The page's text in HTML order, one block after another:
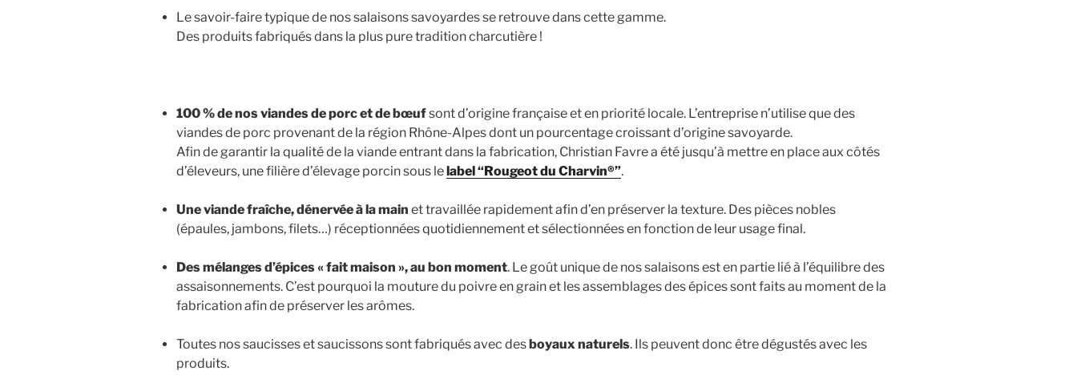
Le savoir-faire typique de nos salaisons savoyardes se retrouve dans cette gamme.
Des produits fabriqués dans la plus pure tradition charcutière !
100 % de nos viandes de porc et de bœufsont d’origine française et en priorité locale. L’entreprise n’utilise que des
viandes de porc provenant de la région Rhône-Alpes dont un pourcentage croissant d’origine savoyarde.
Afin de garantir la qualité de la viande entrant dans la fabrication, Christian Favre a été jusqu’à mettre en place aux côtés
d’éleveurs, une filière d’élevage porcin sous le label “Rougeot du Charvin®”.
Une viande fraîche, dénervée à la main et travaillée rapidement afin d’en préserver la texture. Des pièces nobles
(épaules, jambons, filets…) réceptionnées quotidiennement et sélectionnées en fonction de leur usage final.
Des mélanges d’épices « fait maison », au bon moment. Le goût unique de nos salaisons est en partie lié à l’équilibre des
assaisonnements. C’est pourquoi la mouture du poivre en grain et les assemblages des épices sont faits au moment de la
fabrication afin de préserver les arômes.
Toutes nos saucisses et saucissons sont fabriqués avec des boyaux naturels. Ils peuvent donc être dégustés avec les
produits.